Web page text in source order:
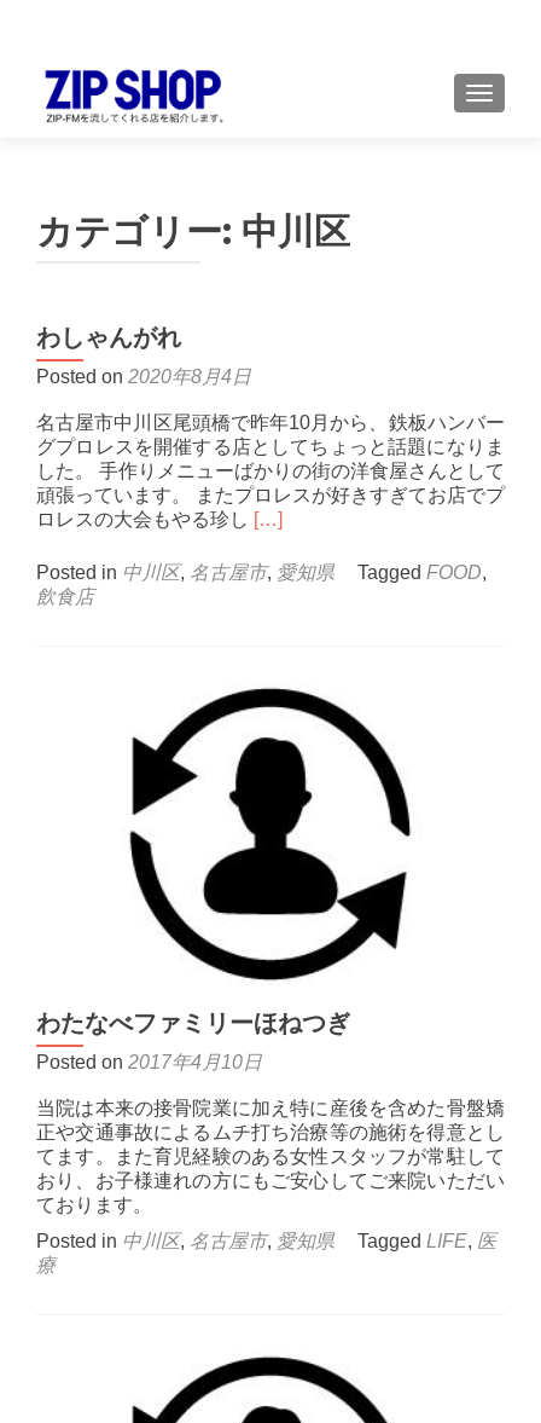
カテゴリー: 中川区
わしゃんがれ
Posted on 2020年8月4日
名古屋市中川区尾頭橋で昨年10月から、鉄板ハンバー
グプロレスを開催する店としてちょっと話題になりま
した。 手作りメニューばかりの街の洋食屋さんとして
頑張っています。 またプロレスが好きすぎてお店でプ
ロレスの大会もやる珍し Read
about
が
れ
[…]
Posted in 中川区, 名古屋市, 愛知県 Tagged FOOD,
飲食店
わたなべファミリーほねつぎ
Posted on 2017年4月10日
当院は本来の接骨院業に加え特に産後を含めた骨盤矯
正や交通事故によるムチ打ち治療等の施術を得意とし
てます。また育児経験のある女性スタッフが常駐して
おり、お子様連れの方にもご安心してご来院いただい
ております。
Posted in 中川区, 名古屋市, 愛知県 Tagged LIFE, 医
療